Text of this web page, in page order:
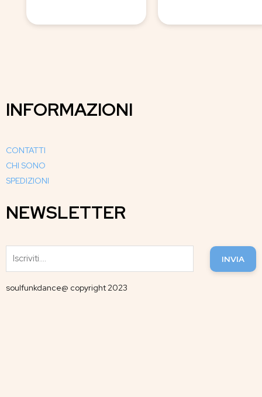
INFORMAZIONI
CONTATTI
CHI SONO
SPEDIZIONI
NEWSLETTER
INVIA
soulfunkdance@ copyright 2023